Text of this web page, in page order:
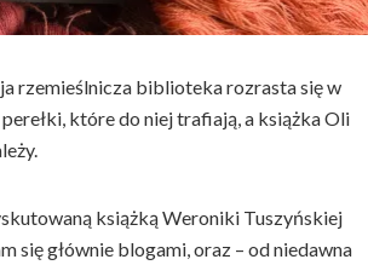
rzemieślnicza biblioteka rozrasta się w
które do niej trafiają, a książka Oli
książką Weroniki Tuszyńskiej
się głównie blogami, oraz – od niedawna